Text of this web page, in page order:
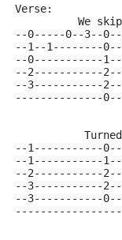
Verse:
We
--0-----0--3--
--1--1--------
--0-----------
--2-----------
--3-----------
--------------
--1-----------
--1-----------
--2-----------
--3-----------
--3-----------